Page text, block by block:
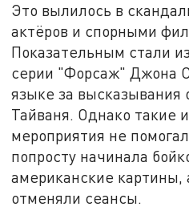
Это вылилось в
актёров и спорными
Показательным стали
серии "Форсаж" Джона
языке за высказывания
Тайваня. Однако такие
мероприятия не
попросту начинала
американские картины,
отменяли сеансы.